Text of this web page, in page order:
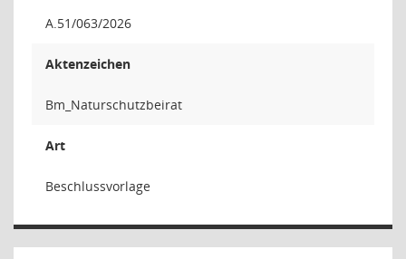
A.51/063/2026
Aktenzeichen
Bm_Naturschutzbeirat
Art
Beschlussvorlage